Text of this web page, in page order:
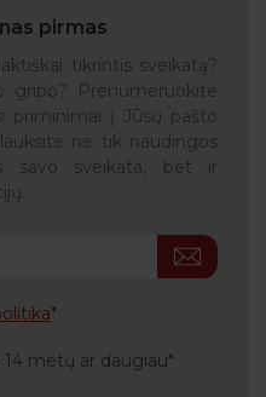
pirmas
tikrintis sveikatą?
gripo? Prenumeruokite
priminimai į Jūsų pašto
ne tik naudingos
savo sveikata, bet ir
metų ar daugiau